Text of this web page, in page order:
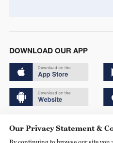
DOWNLOAD OUR APP
京ICP备20000184号
Our Privacy Statement &